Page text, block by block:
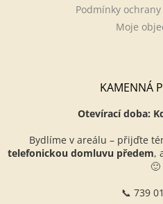
Podmínky
Moje
KAMENNÁ
Otevírací doba:
Bydlíme v areálu – přijďte
telefonickou domluvu předem,
🙂
📞 739